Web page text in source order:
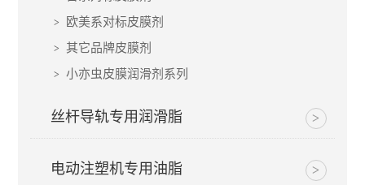
欧美系对标皮膜剂
其它品牌皮膜剂
小亦虫皮膜润滑剂系列
丝杆导轨专用润滑脂
电动注塑机专用油脂